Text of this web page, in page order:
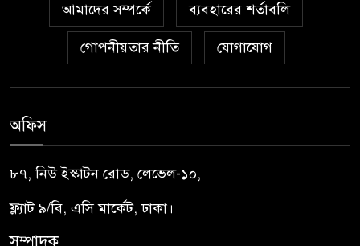
আমাদের সম্পর্কে ব্যবহারের শর্তাবলি
গোপনীয়তার নীতি যোগাযোগ
অফিস
৮৭, নিউ ইস্কাটন রোড, লেভেল-১০,
ফ্ল্যাট ৯/বি, এসি মার্কেট, ঢাকা।
সম্পাদক